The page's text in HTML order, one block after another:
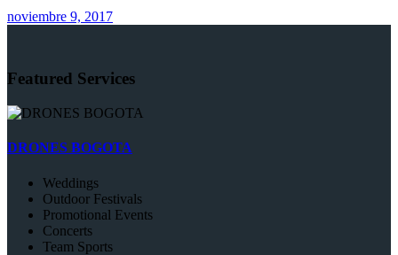
noviembre 9, 2017
Featured Services
DRONES BOGOTA
Weddings
Outdoor Festivals
Promotional Events
Concerts
Team Sports